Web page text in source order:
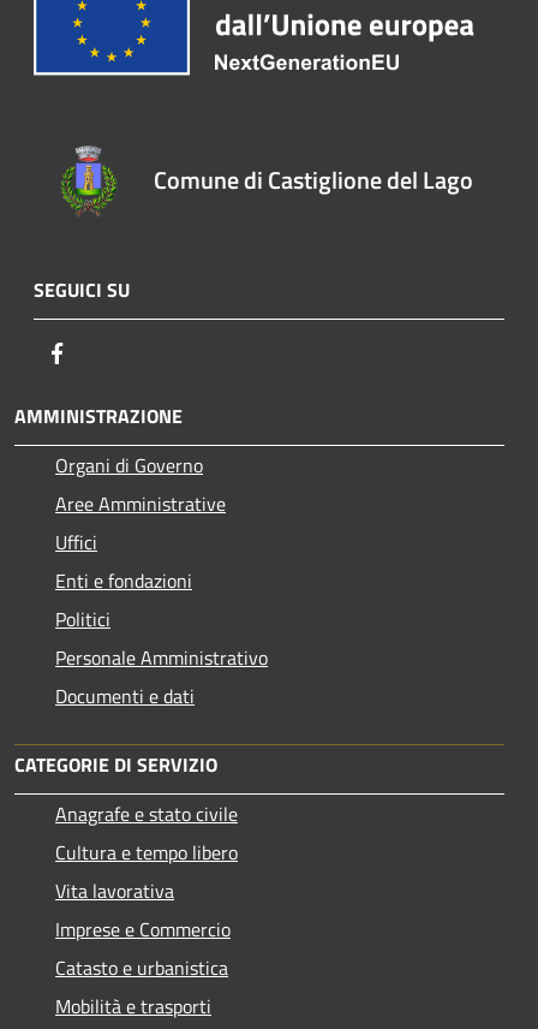
Comune di Castiglione del Lago
SEGUICI SU
AMMINISTRAZIONE
Organi di Governo
Aree Amministrative
Uffici
Enti e fondazioni
Politici
Personale Amministrativo
Documenti e dati
CATEGORIE DI SERVIZIO
Anagrafe e stato civile
Cultura e tempo libero
Vita lavorativa
Imprese e Commercio
Catasto e urbanistica
Mobilità e trasporti